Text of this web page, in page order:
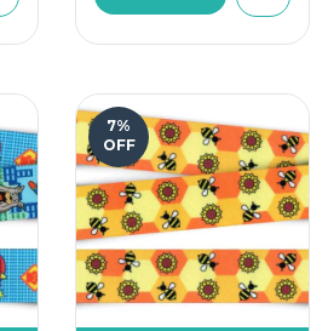
7%
OFF